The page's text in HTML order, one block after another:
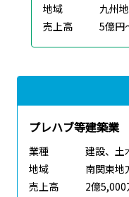
地域
九州
売上高
5億円
プレハブ等建築業
業種
建設、土
地域
南関東地
売上高
2億